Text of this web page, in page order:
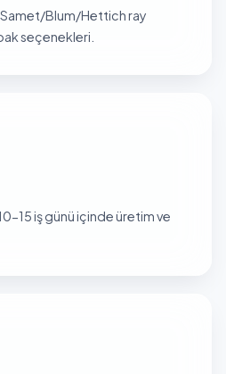
Blum/Hettich ray
seçenekleri.
15 iş günü içinde üretim ve